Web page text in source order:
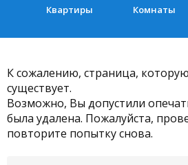
Квартиры Комнаты
К сожалению, страница,
существует.
Возможно, Вы допустили
была удалена. Пожалуйста,
повторите попытку снова.